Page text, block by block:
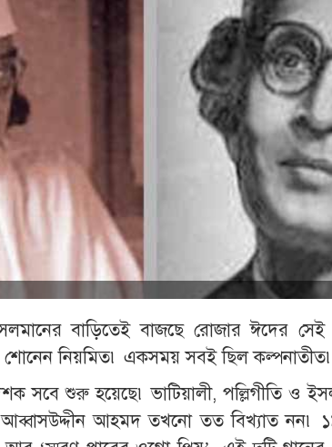
বাড়িতেই বাজছে রোজার ঈদের সেই
নিয়মিত৷ একসময় সবই ছিল কল্পনাতীত৷
সবে শুরু হয়েছে৷ ভাটিয়ালী, পল্লিগীতি ও
আহমদ তখনো তত বিখ্যাত নন৷